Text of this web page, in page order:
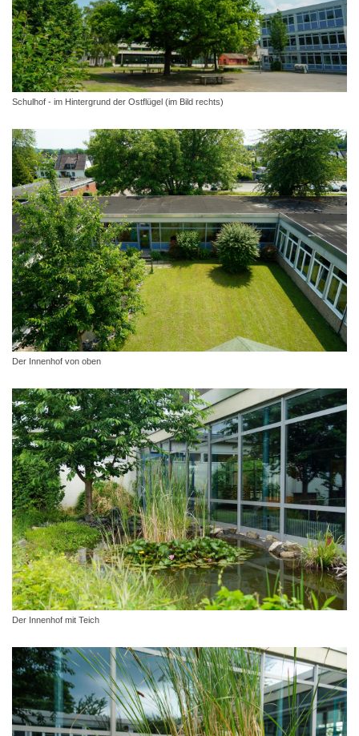
Schulhof - im Hintergrund der Ostflügel (im Bild rechts)
Der Innenhof von oben
Der Innenhof mit Teich